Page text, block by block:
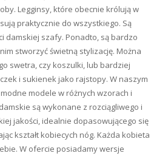
Legginsy, które obecnie królują w
praktycznie do wszystkiego. Są
damskiej szafy. Ponadto, są bardzo
stworzyć świetną stylizację. Można
swetra, czy koszulki, lub bardziej
i sukienek jako rajstopy. W naszym
modele w różnych wzorach i
są wykonane z rozciągliwego i
jakości, idealnie dopasowującego się
kształt kobiecych nóg. Każda kobieta
W ofercie posiadamy wersje